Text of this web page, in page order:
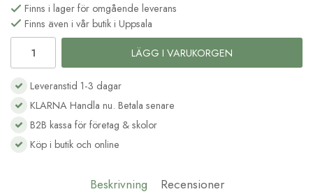
Finns i lager för omgående leverans
Finns även i vår butik i Uppsala
LÄGG I VARUKORGEN
Leveranstid 1-3 dagar
KLARNA Handla nu. Betala senare
B2B kassa för företag & skolor
Köp i butik och online
Beskrivning Recensioner